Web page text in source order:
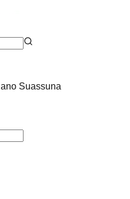
Suassuna